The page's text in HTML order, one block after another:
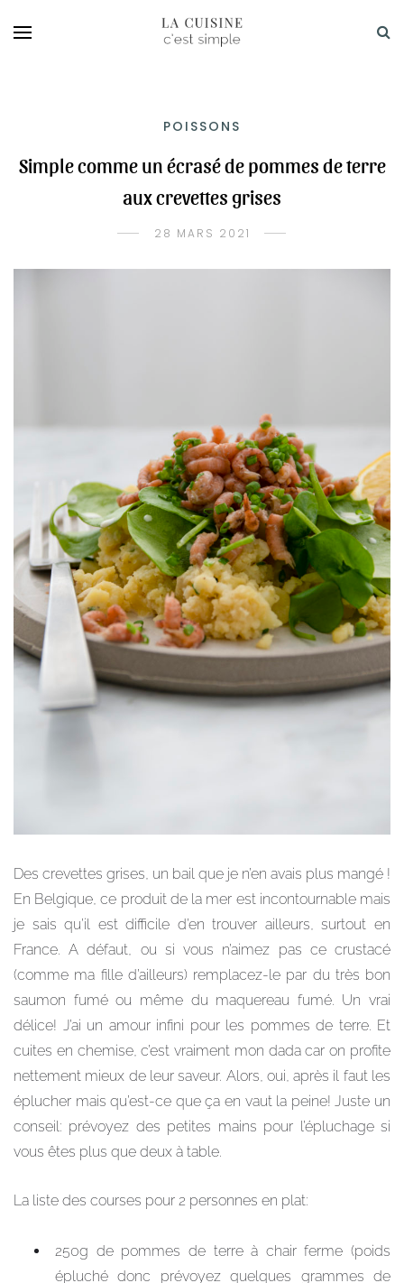
POISSONS
Simple comme un écrasé de pommes de terre
aux crevettes grises
28 MARS 2021
Des crevettes grises, un bail que je n’en avais plus mangé !
En Belgique, ce produit de la mer est incontournable mais
je sais qu’il est difficile d’en trouver ailleurs, surtout en
France. A défaut, ou si vous n’aimez pas ce crustacé
(comme ma fille d’ailleurs) remplacez-le par du très bon
saumon fumé ou même du maquereau fumé. Un vrai
délice! J’ai un amour infini pour les pommes de terre. Et
cuites en chemise, c’est vraiment mon dada car on profite
nettement mieux de leur saveur. Alors, oui, après il faut les
éplucher mais qu’est-ce que ça en vaut la peine! Juste un
conseil: prévoyez des petites mains pour l’épluchage si
vous êtes plus que deux à table.
La liste des courses pour 2 personnes en plat:
250g de pommes de terre à chair ferme (poids
épluché donc prévoyez quelques grammes de